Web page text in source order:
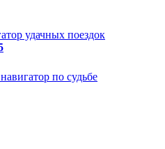
удачных поездок